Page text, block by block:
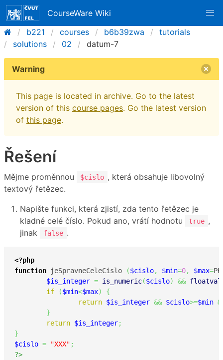
CourseWare Wiki
b221
courses b6b39zwa
tutorials
solutions
02 datum-7
Warning
This page is located in archive. Go to the latest
version of this course pages. Go the latest version
of this page.
Řešení
Mějme proměnnou $cislo , která obsahuje libovolný
textový řetězec.
Napište funkci, která zjistí, zda tento řetězec je
kladné celé číslo. Pokud ano, vrátí hodnotu
true ,
jinak
false .
<?php
function jeSpravneCeleCislo ($cislo, $min=0, $max=
$is_integer = is_numeric($cislo) && floatval
if
($min<$max)
{
return $is_integer && $cislo>=$min
}
return $is_integer;
}
$cislo = "XXX" ;
?>